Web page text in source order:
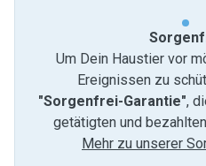
Um Dein Haustier vor
Ereignissen zu
"Sorgenfrei-Garantie",
getätigten und
Mehr zu unserer